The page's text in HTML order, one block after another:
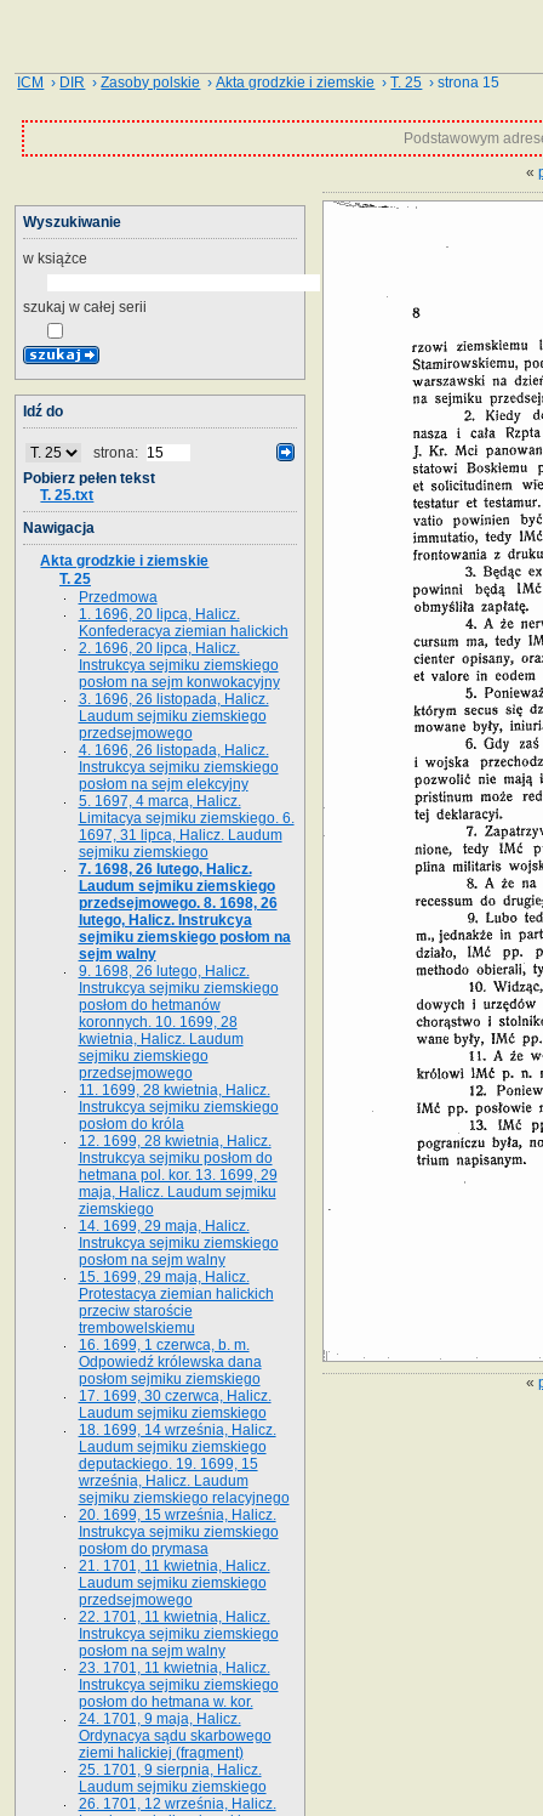
ICM › DIR ›Zasoby polskie ›Akta grodzkie i ziemskie ›T. 25 › strona 15
Podstawowym
«
«
Wyszukiwanie
w książce
szukaj w całej serii
Idź do
strona:
Pobierz pełen tekst
T. 25.txt
Nawigacja
Akta grodzkie i ziemskie
T. 25
Przedmowa
1. 1696, 20 lipca, Halicz.
Konfederacya ziemian halickich
2. 1696, 20 lipca, Halicz.
Instrukcya sejmiku ziemskiego
posłom na sejm konwokacyjny
3. 1696, 26 listopada, Halicz.
Laudum sejmiku ziemskiego
przedsejmowego
4. 1696, 26 listopada, Halicz.
Instrukcya sejmiku ziemskiego
posłom na sejm elekcyjny
5. 1697, 4 marca, Halicz.
Limitacya sejmiku ziemskiego. 6.
1697, 31 lipca, Halicz. Laudum
sejmiku ziemskiego
7. 1698, 26 lutego, Halicz.
Laudum sejmiku ziemskiego
przedsejmowego. 8. 1698, 26
lutego, Halicz. Instrukcya
sejmiku ziemskiego posłom na
sejm walny
9. 1698, 26 lutego, Halicz.
Instrukcya sejmiku ziemskiego
posłom do hetmanów
koronnych. 10. 1699, 28
kwietnia, Halicz. Laudum
sejmiku ziemskiego
przedsejmowego
11. 1699, 28 kwietnia, Halicz.
Instrukcya sejmiku ziemskiego
posłom do króla
12. 1699, 28 kwietnia, Halicz.
Instrukcya sejmiku posłom do
hetmana pol. kor. 13. 1699, 29
maja, Halicz. Laudum sejmiku
ziemskiego
14. 1699, 29 maja, Halicz.
Instrukcya sejmiku ziemskiego
posłom na sejm walny
15. 1699, 29 maja, Halicz.
Protestacya ziemian halickich
przeciw staroście
trembowelskiemu
16. 1699, 1 czerwca, b. m.
Odpowiedź królewska dana
posłom sejmiku ziemskiego
17. 1699, 30 czerwca, Halicz.
Laudum sejmiku ziemskiego
18. 1699, 14 września, Halicz.
Laudum sejmiku ziemskiego
deputackiego. 19. 1699, 15
września, Halicz. Laudum
sejmiku ziemskiego relacyjnego
20. 1699, 15 września, Halicz.
Instrukcya sejmiku ziemskiego
posłom do prymasa
21. 1701, 11 kwietnia, Halicz.
Laudum sejmiku ziemskiego
przedsejmowego
22. 1701, 11 kwietnia, Halicz.
Instrukcya sejmiku ziemskiego
posłom na sejm walny
23. 1701, 11 kwietnia, Halicz.
Instrukcya sejmiku ziemskiego
posłom do hetmana w. kor.
24. 1701, 9 maja, Halicz.
Ordynacya sądu skarbowego
ziemi halickiej (fragment)
25. 1701, 9 sierpnia, Halicz.
Laudum sejmiku ziemskiego
26. 1701, 12 września, Halicz.